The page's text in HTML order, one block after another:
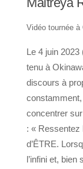
Vidéo tournée à
Le 4 juin
tenu à
discours à
concentrer
: « Ressentez
d’ÊTRE.
l’infini et, bien